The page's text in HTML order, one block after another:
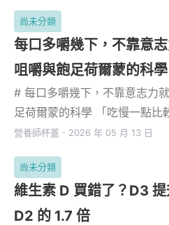
尚未分類
每口多嚼幾下，不靠意
咀嚼與飽足荷爾蒙的科學
# 每口多嚼幾下，不靠意志力
足荷爾蒙的科學 「吃慢一點
營養師杯蓋 ． 2026 年 05 月 13 日
尚未分類
維生素 D 買錯了？D3
D2 的 1.7 倍